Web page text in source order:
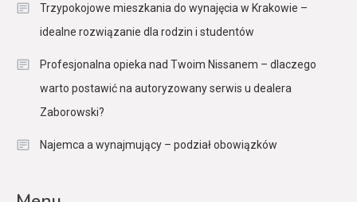
Trzypokojowe mieszkania do wynajęcia w Krakowie –
idealne rozwiązanie dla rodzin i studentów
Profesjonalna opieka nad Twoim Nissanem – dlaczego
warto postawić na autoryzowany serwis u dealera
Zaborowski?
Najemca a wynajmujący – podział obowiązków